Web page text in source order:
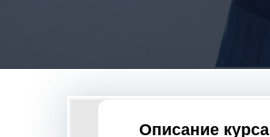
Описание курса